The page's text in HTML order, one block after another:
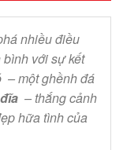
nhiều điều
bình với sự kết
– một ghềnh đá
– thắng cảnh
hữa tình của